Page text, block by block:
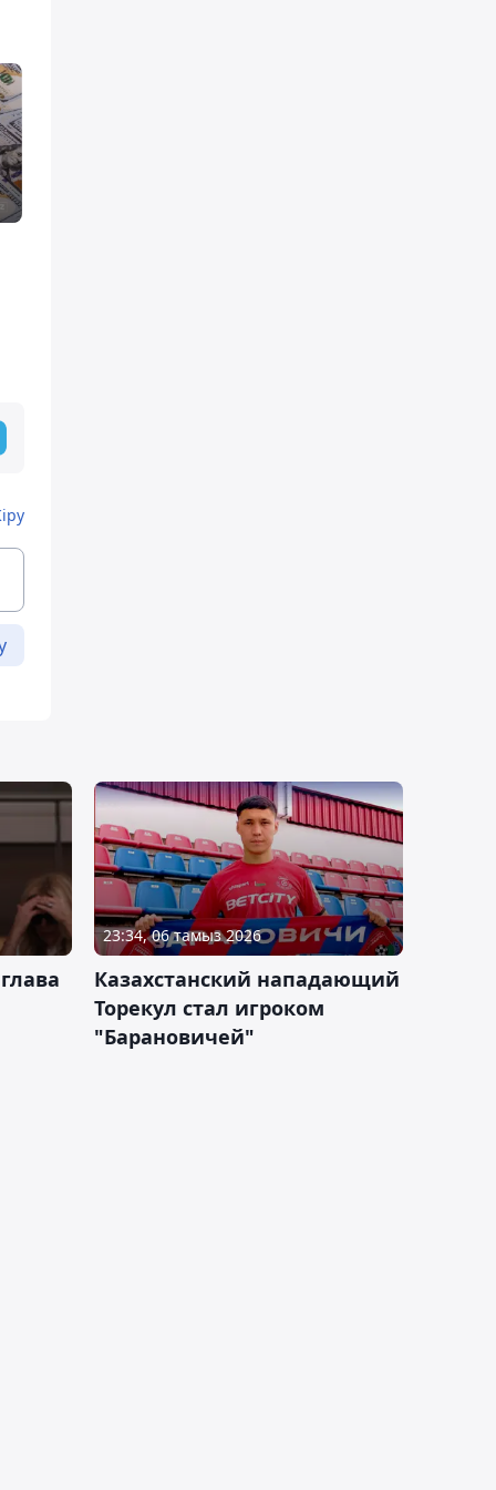
23:34, 06 тамыз 2026
Казахстанский нападающий
Торекул стал игроком
"Барановичей"